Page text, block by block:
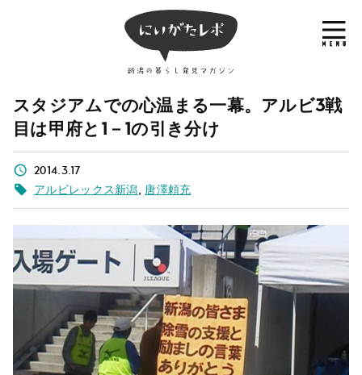
スタジアムでの心温まる一幕。アルビ3戦
目は甲府と1－1の引き分け
2014.3.17
アルビレックス新潟, 唐澤頼充